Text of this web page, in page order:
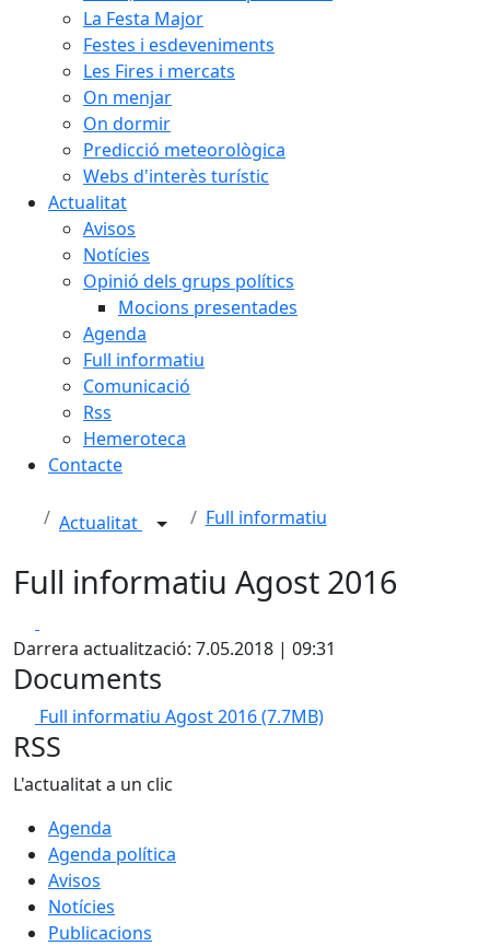
La Festa Major
Festes i esdeveniments
Les Fires i mercats
On menjar
On dormir
Predicció meteorològica
Webs d'interès turístic
Actualitat
Avisos
Notícies
Opinió dels grups polítics
Mocions presentades
Agenda
Full informatiu
Comunicació
Rss
Hemeroteca
Contacte
Actualitat Full informatiu
Full informatiu Agost 2016
Darrera actualització: 7.05.2018 | 09:31
Documents
Full informatiu Agost 2016(7.7MB)
RSS
L'actualitat a un clic
Agenda
Agenda política
Avisos
Notícies
Publicacions